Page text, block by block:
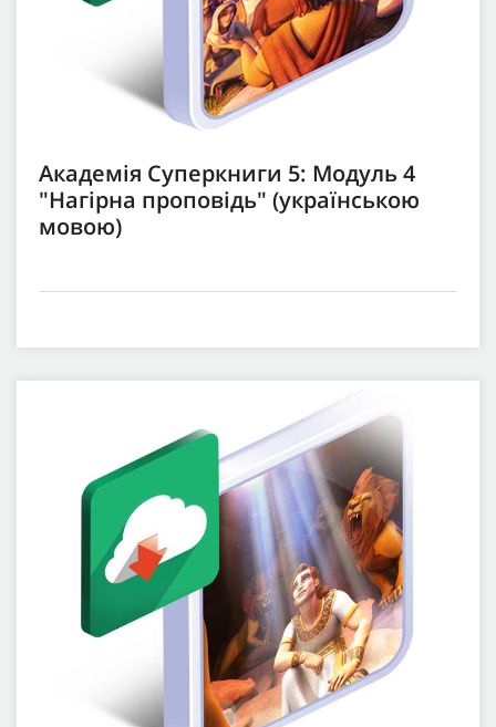
Академія Суперкниги 5: Модуль 4
"Нагірна проповідь" (українською
мовою)